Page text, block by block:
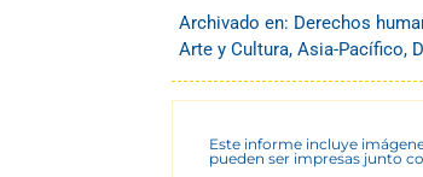
Archivado en: Derechos
Arte y Cultura, Asia-Pacífico,
Este informe incluye
pueden ser impresas junto